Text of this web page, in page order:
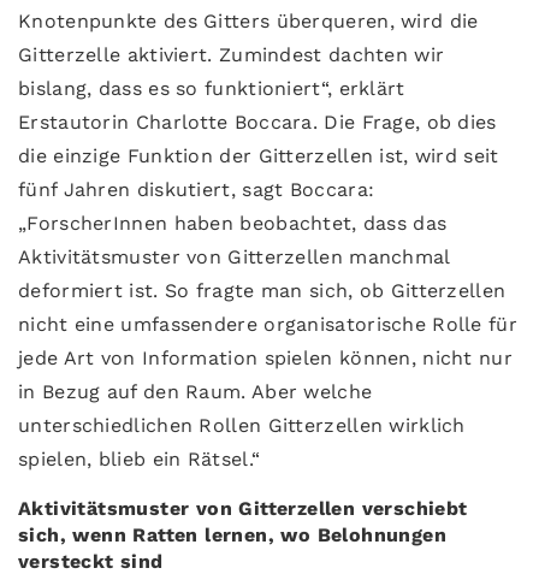
Knotenpunkte des Gitters überqueren, wird die
Gitterzelle aktiviert. Zumindest dachten wir
bislang, dass es so funktioniert“, erklärt
Erstautorin Charlotte Boccara. Die Frage, ob dies
die einzige Funktion der Gitterzellen ist, wird seit
fünf Jahren diskutiert, sagt Boccara:
„ForscherInnen haben beobachtet, dass das
Aktivitätsmuster von Gitterzellen manchmal
deformiert ist. So fragte man sich, ob Gitterzellen
nicht eine umfassendere organisatorische Rolle für
jede Art von Information spielen können, nicht nur
in Bezug auf den Raum. Aber welche
unterschiedlichen Rollen Gitterzellen wirklich
spielen, blieb ein Rätsel.“
Aktivitätsmuster von Gitterzellen verschiebt
sich, wenn Ratten lernen, wo Belohnungen
versteckt sind